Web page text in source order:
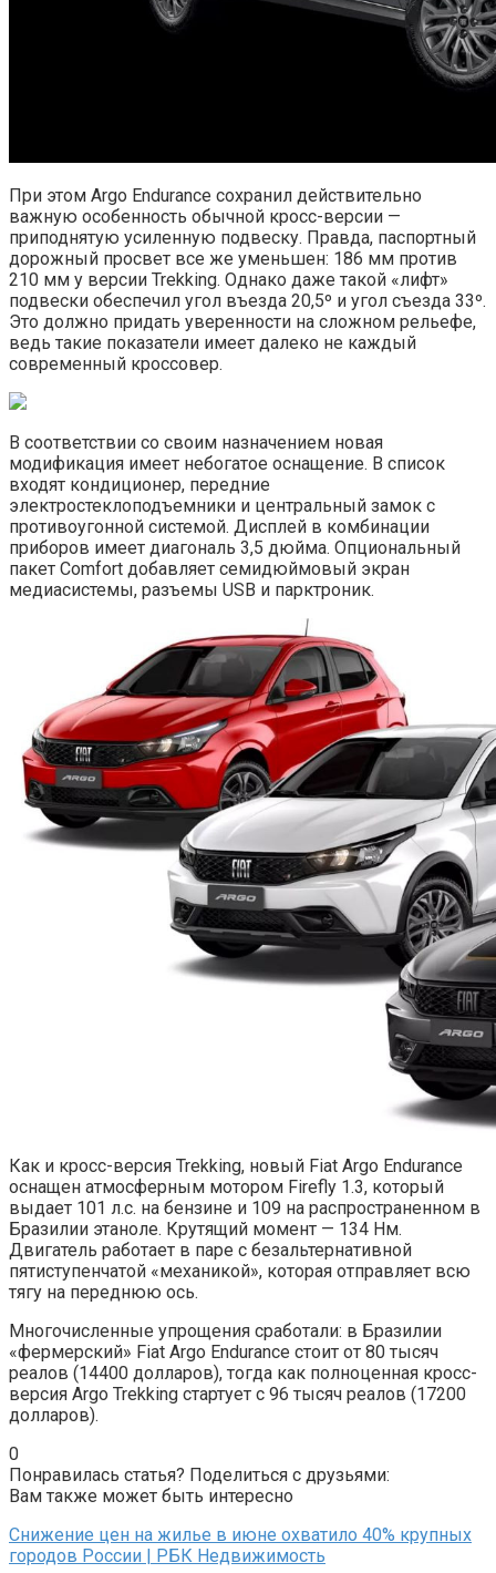
При этом Argo Endurance сохранил действительно
важную особенность обычной кросс-версии —
приподнятую усиленную подвеску. Правда, паспортный
дорожный просвет все же уменьшен: 186 мм против
210 мм у версии Trekking. Однако даже такой «лифт»
подвески обеспечил угол въезда 20,5º и угол съезда 33º.
Это должно придать уверенности на сложном рельефе,
ведь такие показатели имеет далеко не каждый
современный кроссовер.
В соответствии со своим назначением новая
модификация имеет небогатое оснащение. В список
входят кондиционер, передние
электростеклоподъемники и центральный замок с
противоугонной системой. Дисплей в комбинации
приборов имеет диагональ 3,5 дюйма. Опциональный
пакет Comfort добавляет семидюймовый экран
медиасистемы, разъемы USB и парктроник.
Как и кросс-версия Trekking, новый Fiat Argo Endurance
оснащен атмосферным мотором Firefly 1.3, который
выдает 101 л.с. на бензине и 109 на распространенном в
Бразилии этаноле. Крутящий момент — 134 Нм.
Двигатель работает в паре с безальтернативной
пятиступенчатой «механикой», которая отправляет всю
тягу на переднюю ось.
Многочисленные упрощения сработали: в Бразилии
«фермерский» Fiat Argo Endurance стоит от 80 тысяч
реалов (14400 долларов), тогда как полноценная кросс-
версия Argo Trekking стартует с 96 тысяч реалов (17200
долларов).
0
Понравилась статья? Поделиться с друзьями:
Вам также может быть интересно
Снижение цен на жилье в июне охватило 40% крупных
городов России | РБК Недвижимость